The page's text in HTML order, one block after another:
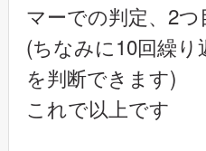
マーでの判定、2
(ちなみに10回繰
を判断できます)
これで以上です